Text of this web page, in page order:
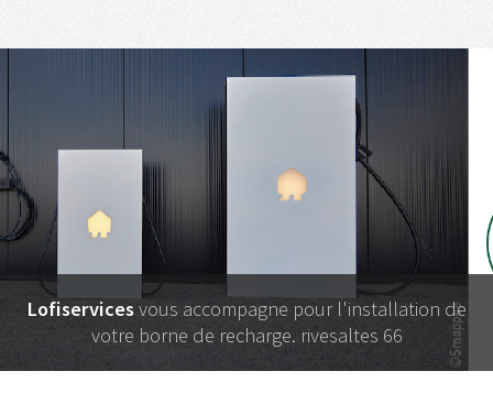
Lofiservicesvous accompagne pour l'installation de
votre borne de recharge. rivesaltes 66